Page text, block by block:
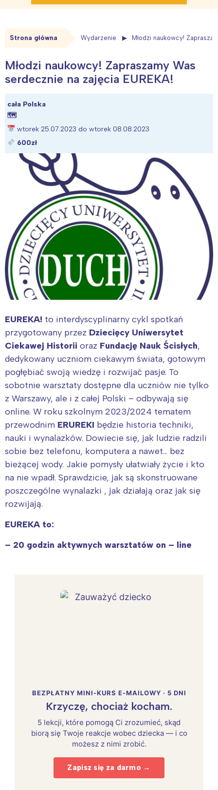
Strona główna Wydarzenie Młodzi naukowcy!
Młodzi naukowcy! Zapraszamy Was
serdecznie na zajęcia EUREKA!
cała Polska
🗺
wtorek 25.07.2023 do wtorek 08.08.2023
600zł
EUREKA! to interdyscyplinarny cykl spotkań
przygotowany przez Dziecięcy Uniwersytet
Ciekawej Historii oraz Fundację Nauk Ścisłych,
dedykowany uczniom ciekawym świata, gotowym
pogłębiać swoją wiedzę i rozwijać pasje. To
sobotnie warsztaty dostępne dla uczniów nie tylko
z Warszawy, ale i z całej Polski – odbywają się
online. W roku szkolnym 2023/2024 tematem
przewodnim ERUREKI będzie historia techniki,
nauki i wynalazków. Dowiecie się, jak ludzie radzili
sobie bez telefonu, komputera a nawet… bez
bieżącej wody. Jakie pomysły ułatwiały życie i kto
na nie wpadł. Sprawdzicie, jak są skonstruowane
poszczególne wynalazki , jak działają oraz jak się
rozwijają.
EUREKA to:
– 20 godzin aktywnych warsztatów on – line
BEZPŁATNY MINI-KURS E-MAILOWY · 5 DNI
Krzyczę, chociaż kocham.
5 lekcji, które pomogą Ci zrozumieć, skąd
biorą się Twoje reakcje wobec dziecka — i co
możesz z nimi zrobić.
Zapisz się za darmo →